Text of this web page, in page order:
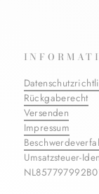
Rückgaberecht
Versenden
Impressum
Umsatzsteuer-